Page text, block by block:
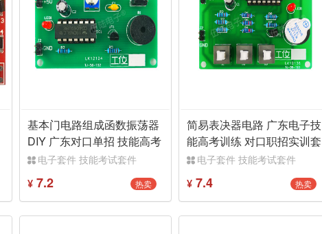
基本门电路组成函数振荡器
DIY 广东对口单招 技能高考
训练实训TJ-56-192
电子套件 技能考试套件
¥7.2 热卖
简易表决器电路 广东电子技
能高考训练 对口职招实训套
件TJ-56-193
电子套件 技能考试套件
¥ 7.4 热卖
热度（37845）